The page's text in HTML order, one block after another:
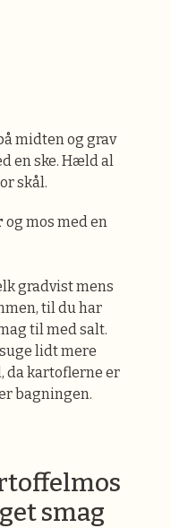
midten og grav
en ske. Hæld al
skål.
og mos med en
gradvist mens
til du har
til med salt.
lidt mere
da kartoflerne er
bagningen.
smag